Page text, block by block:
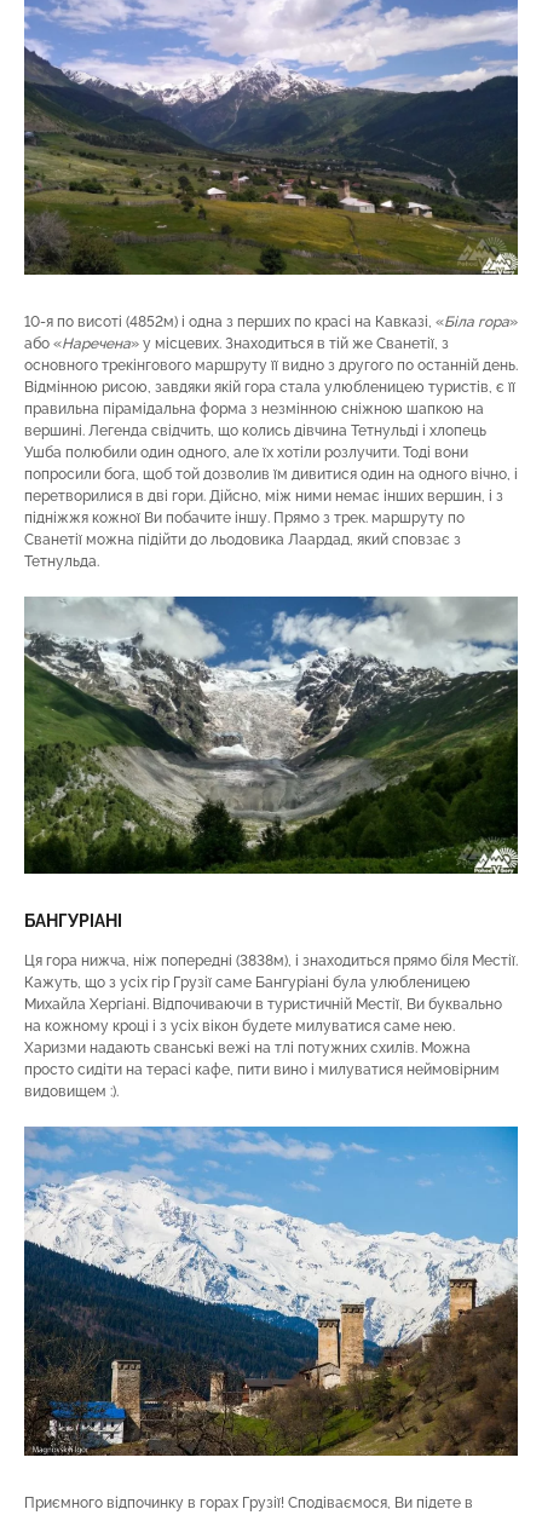
10-я по висоті (4852м) і одна з перших по красі на Кавказі, «Біла гора»
або «Наречена» у місцевих. Знаходиться в тій же Сванетії, з
основного трекінгового маршруту її видно з другого по останній день.
Відмінною рисою, завдяки якій гора стала улюбленицею туристів, є її
правильна пірамідальна форма з незмінною сніжною шапкою на
вершині. Легенда свідчить, що колись дівчина Тетнульді і хлопець
Ушба полюбили один одного, але їх хотіли розлучити. Тоді вони
попросили бога, щоб той дозволив їм дивитися один на одного вічно, і
перетворилися в дві гори. Дійсно, між ними немає інших вершин, і з
підніжжя кожної Ви побачите іншу. Прямо з трек. маршруту по
Сванетії можна підійти до льодовика Лаардад, який сповзає з
Тетнульда.
БАНГУРІАНІ
Ця гора нижча, ніж попередні (3838м), і знаходиться прямо біля Местії.
Кажуть, що з усіх гір Грузії саме Бангуріані була улюбленицею
Михайла Хергіані. Відпочиваючи в туристичній Местії, Ви буквально
на кожному кроці і з усіх вікон будете милуватися саме нею.
Харизми надають сванські вежі на тлі потужних схилів. Можна
просто сидіти на терасі кафе, пити вино і милуватися неймовірним
видовищем :).
Приємного відпочинку в горах Грузії! Сподіваємося, Ви підете в